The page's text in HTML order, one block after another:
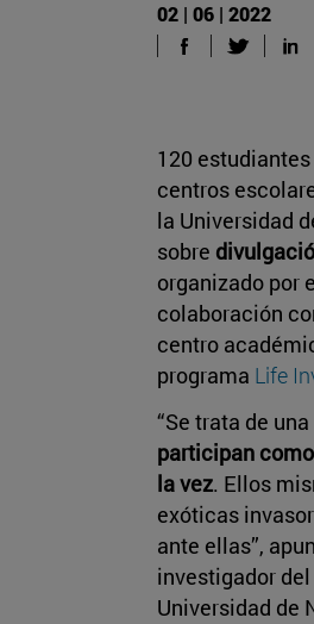
02 | 06 | 2022
120
centros
la Universidad
sobre
organizado por
colaboración
centro
programa Life
“Se trata de
participan
la vez. Ellos
exóticas
ante ellas”,
investigador
Universidad de